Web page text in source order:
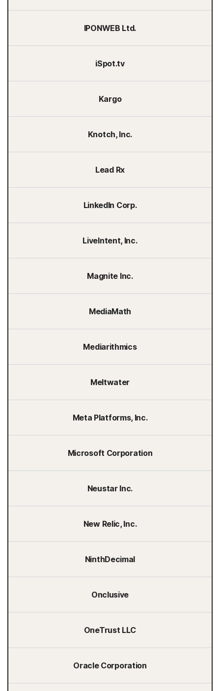
IPONWEB Ltd.
iSpot.tv
Kargo
Knotch, Inc.
Lead Rx
LinkedIn Corp.
LiveIntent, Inc.
Magnite Inc.
MediaMath
Mediarithmics
Meltwater
Meta Platforms, Inc.
Microsoft Corporation
Neustar Inc.
New Relic, Inc.
NinthDecimal
Onclusive
OneTrust LLC
Oracle Corporation